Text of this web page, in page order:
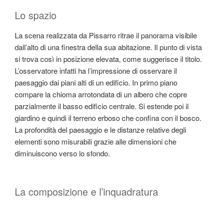
Lo spazio
La scena realizzata da Pissarro ritrae il panorama visibile
dall’alto di una finestra della sua abitazione. Il punto di vista
si trova così in posizione elevata, come suggerisce il titolo.
L’osservatore infatti ha l’impressione di osservare il
paesaggio dai piani alti di un edificio. In primo piano
compare la chioma arrotondata di un albero che copre
parzialmente il basso edificio centrale. Si estende poi il
giardino e quindi il terreno erboso che confina con il bosco.
La profondità del paesaggio e le distanze relative degli
elementi sono misurabili grazie alle dimensioni che
diminuiscono verso lo sfondo.
La composizione e l’inquadratura